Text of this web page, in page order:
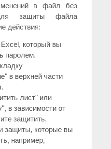
в файл без
защиты файла
действия:
который вы
паролем.
в верхней части
лист" или
в зависимости от
защитить.
защиты, которые вы
например,